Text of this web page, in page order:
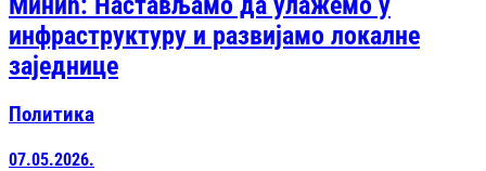
инфраструктуру и развијамо локалне
заједнице
Политика
07.05.2026.